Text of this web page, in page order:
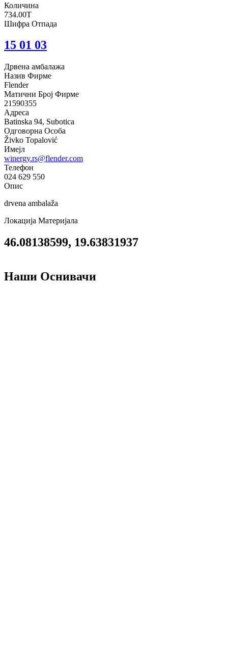
Количина
734.00T
Шифра Отпада
15 01 03
Дрвена амбалажа
Назив Фирме
Flender
Матични Број Фирме
21590355
Адреса
Batinska 94, Subotica
Одговорна Особа
Živko Topalović
Имејл
winergy.rs@flender.com
Телефон
024 629 550
Опис
drvena ambalaža
Локација Материјала
46.08138599, 19.63831937
Наши Оснивачи